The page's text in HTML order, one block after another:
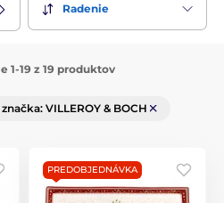
do umývačky aj mikrovlnky.
Radenie
1-19 z 19 produktov
značka: VILLEROY & BOCH
PREDOBJEDNÁVKA